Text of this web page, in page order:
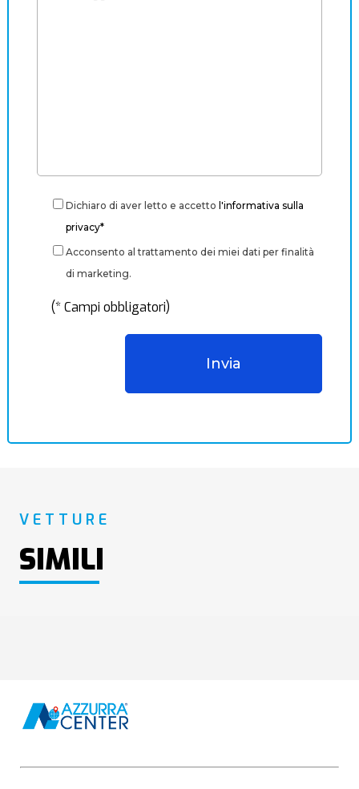
Dichiaro di aver letto e accetto l'informativa sulla
privacy*
Acconsento al trattamento dei miei dati per finalità
di marketing.
(* Campi obbligatori)
VETTURE
SIMILI